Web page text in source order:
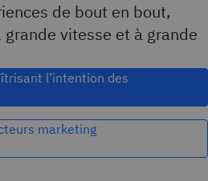
de bout en bout,
grande vitesse et à grande
l’intention des
marketing